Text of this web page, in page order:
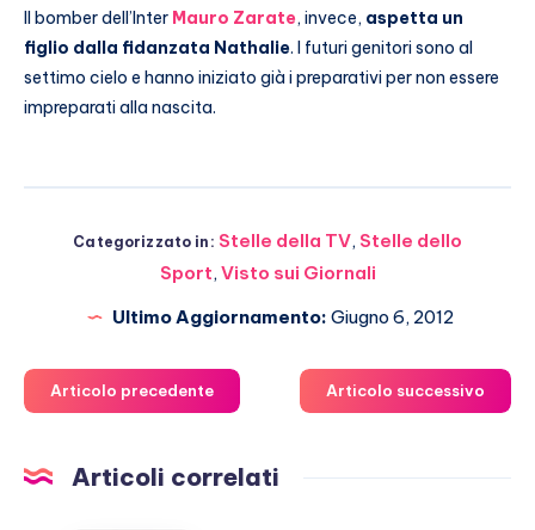
Il bomber dell’Inter Mauro Zarate, invece, aspetta un
figlio dalla fidanzata Nathalie. I futuri genitori sono al
settimo cielo e hanno iniziato già i preparativi per non essere
impreparati alla nascita.
Categorizzato in: Stelle della TV, Stelle dello
Sport, Visto sui Giornali
Ultimo Aggiornamento: Giugno 6, 2012
Articolo precedente Articolo successivo
Articoli correlati